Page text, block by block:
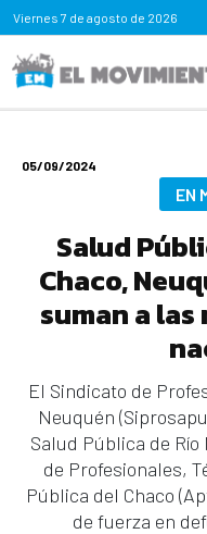
Viernes 7 de agosto de 2026
05/09/2024
EN
Salud
Chaco,
suman a
El Sindicato de
Neuquén
Salud Pública de
de Profesionales,
Pública del Chaco
de fuerza en